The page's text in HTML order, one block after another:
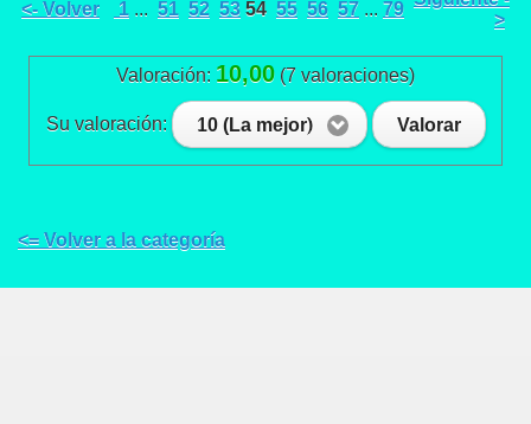
<- Volver 1 ... 51 52 53 54 55 56 57 ... 79
>
Valoración: 10,00 (7 valoraciones)
Su valoración: 10 (La mejor) Valorar
<= Volver a la categoría